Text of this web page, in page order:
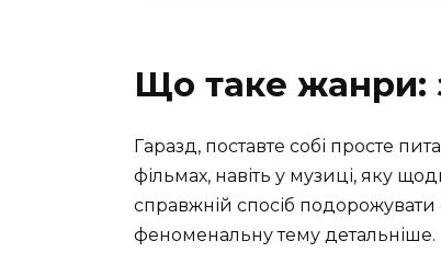
Що таке жанри:
Гаразд, поставте собі просте
фільмах, навіть у музиці, яку
справжній спосіб
феноменальну тему детальніше.